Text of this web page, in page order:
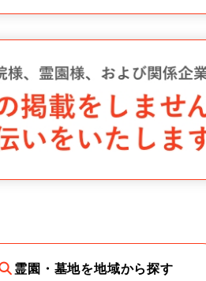
霊園・墓地を地域から探す